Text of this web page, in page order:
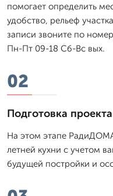
помогает определить
удобство, рельеф
записи звоните по
Пн-Пт 09-18 Сб-Вс вых.
02
Подготовка проекта
На этом этапе
летней кухни с учетом
будущей постройки и